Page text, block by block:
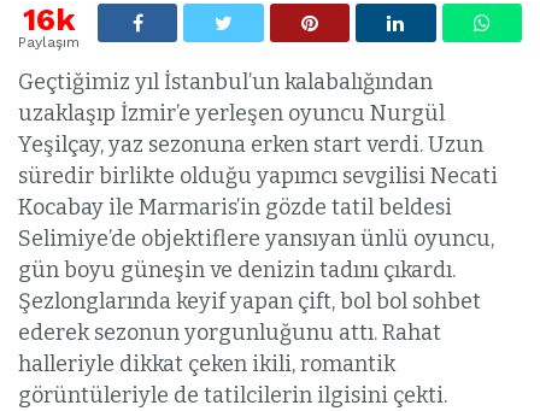
16k
Paylaşım
Geçtiğimiz yıl İstanbul’un kalabalığından
uzaklaşıp İzmir’e yerleşen oyuncu Nurgül
Yeşilçay, yaz sezonuna erken start verdi. Uzun
süredir birlikte olduğu yapımcı sevgilisi Necati
Kocabay ile Marmaris’in gözde tatil beldesi
Selimiye’de objektiflere yansıyan ünlü oyuncu,
gün boyu güneşin ve denizin tadını çıkardı.
Şezlonglarında keyif yapan çift, bol bol sohbet
ederek sezonun yorgunluğunu attı. Rahat
halleriyle dikkat çeken ikili, romantik
görüntüleriyle de tatilcilerin ilgisini çekti.